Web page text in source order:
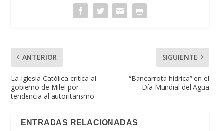
ANTERIOR
La Iglesia Católica critica al
gobierno de Milei por
tendencia al autoritarismo
SIGUIENTE
“Bancarrota hídrica” en el
Día Mundial del Agua
ENTRADAS RELACIONADAS